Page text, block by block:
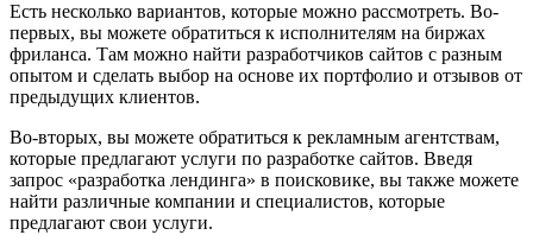
Есть несколько вариантов, которые можно рассмотреть. Во-
первых, вы можете обратиться к исполнителям на биржах
фриланса. Там можно найти разработчиков сайтов с разным
опытом и сделать выбор на основе их портфолио и отзывов от
предыдущих клиентов.
Во-вторых, вы можете обратиться к рекламным агентствам,
которые предлагают услуги по разработке сайтов. Введя
запрос «разработка лендинга» в поисковике, вы также можете
найти различные компании и специалистов, которые
предлагают свои услуги.